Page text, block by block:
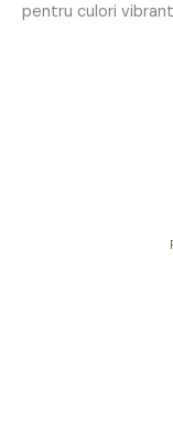
pentru culori